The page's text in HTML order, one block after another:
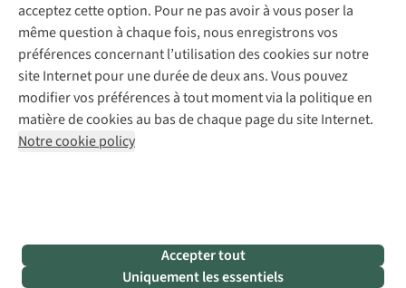
acceptez cette option. Pour ne pas avoir à vous poser la
même question à chaque fois, nous enregistrons vos
préférences concernant l’utilisation des cookies sur notre
site Internet pour une durée de deux ans. Vous pouvez
modifier vos préférences à tout moment via la politique en
matière de cookies au bas de chaque page du site Internet.
Notre cookie policy
Accepter tout
Uniquement les essentiels
Mentions légales
Politique de confidentialité
Conditions générales
Cookie Policy